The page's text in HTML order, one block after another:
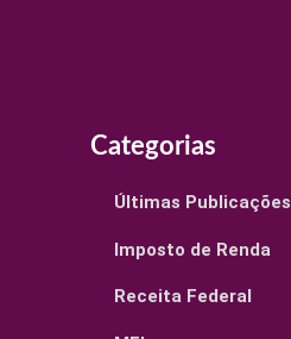
Categorias
Últimas Publicações
Imposto de Renda
Receita Federal